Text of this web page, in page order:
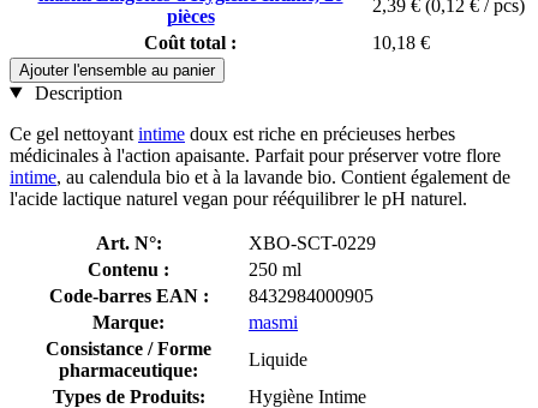
pièces
2,39 € (0,12 € / pcs)
Coût total :
10,18 €
Ajouter l'ensemble au panier
Description
Ce gel nettoyant intime doux est riche en précieuses herbes
médicinales à l'action apaisante. Parfait pour préserver votre flore
intime, au calendula bio et à la lavande bio. Contient également de
l'acide lactique naturel vegan pour rééquilibrer le pH naturel.
Art. N°:
XBO-SCT-0229
Contenu :
250 ml
Code-barres EAN :
8432984000905
Marque:
masmi
Consistance / Forme
pharmaceutique:
Liquide
Types de Produits:
Hygiène Intime